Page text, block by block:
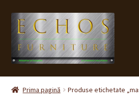
Sari
navigare
Sari
conținut
Prima pagină
Prima pagină Produse etichetate